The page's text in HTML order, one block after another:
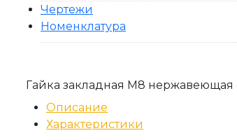
Чертежи
Номенклатура
Гайка закладная М8 нержавеющая
Описание
Характеристики